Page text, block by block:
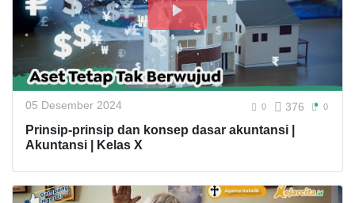
05 Desember 2024 0 376 0
Prinsip-prinsip dan konsep dasar akuntansi |
Akuntansi | Kelas X